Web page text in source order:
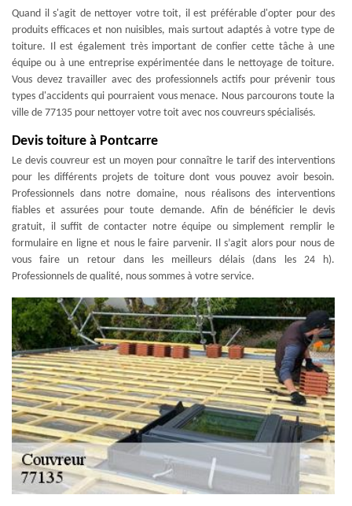
Quand il s'agit de nettoyer votre toit, il est préférable d'opter pour des
produits efficaces et non nuisibles, mais surtout adaptés à votre type de
toiture. Il est également très important de confier cette tâche à une
équipe ou à une entreprise expérimentée dans le nettoyage de toiture.
Vous devez travailler avec des professionnels actifs pour prévenir tous
types d'accidents qui pourraient vous menace. Nous parcourons toute la
ville de 77135 pour nettoyer votre toit avec nos couvreurs spécialisés.
Devis toiture à Pontcarre
Le devis couvreur est un moyen pour connaître le tarif des interventions
pour les différents projets de toiture dont vous pouvez avoir besoin.
Professionnels dans notre domaine, nous réalisons des interventions
fiables et assurées pour toute demande. Afin de bénéficier le devis
gratuit, il suffit de contacter notre équipe ou simplement remplir le
formulaire en ligne et nous le faire parvenir. Il s’agit alors pour nous de
vous faire un retour dans les meilleurs délais (dans les 24 h).
Professionnels de qualité, nous sommes à votre service.